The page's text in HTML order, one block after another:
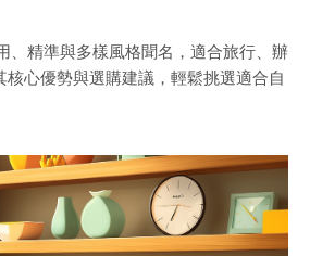
、精準與多樣風格聞名，適合旅行、辦
心優勢與選購建議，輕鬆挑選適合自